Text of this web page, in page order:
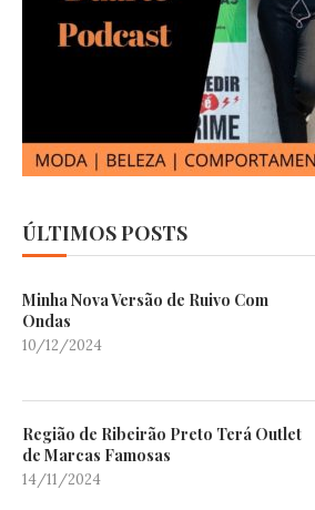
ÚLTIMOS POSTS
Minha Nova Versão de Ruivo Com
Ondas
10/12/2024
Região de Ribeirão Preto Terá Outlet
de Marcas Famosas
14/11/2024